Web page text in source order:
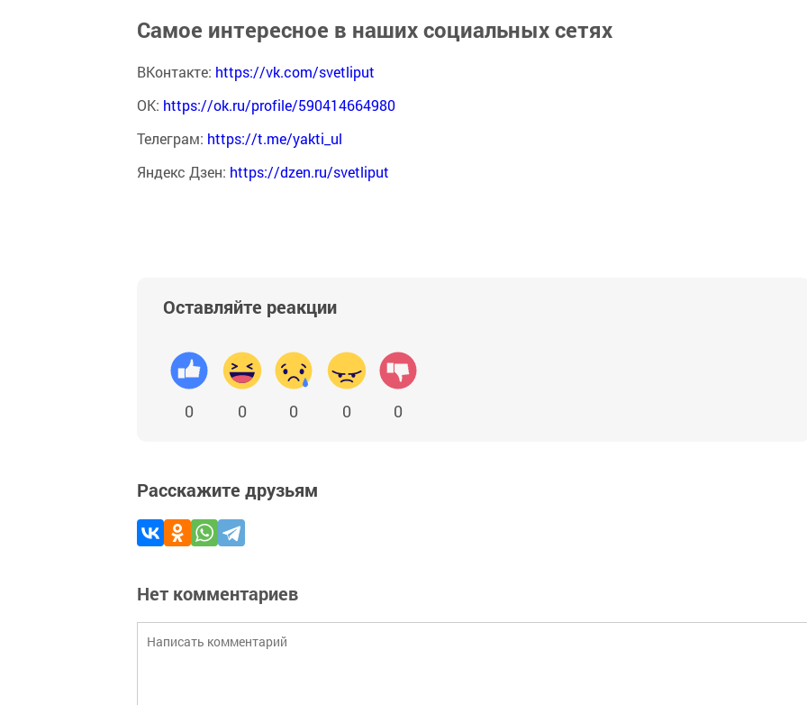
Самое интересное в наших социальных сетях
ВКонтакте: https://vk.com/svetliput
ОК: https://ok.ru/profile/590414664980
Телеграм: https://t.me/yakti_ul
Яндекс Дзен: https://dzen.ru/svetliput
Оставляйте реакции
0 0 0 0 0
Расскажите друзьям
Нет комментариев